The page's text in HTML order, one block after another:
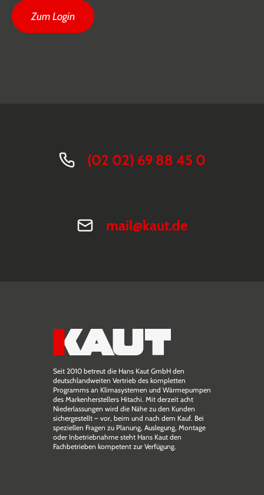
Zum Login
(02 02) 69 88 45 0
mail@kaut.de
Seit 2010 betreut die Hans Kaut GmbH den
deutschlandweiten Vertrieb des kompletten
Programms an Klimasystemen und Wärmepumpen
des Markenherstellers Hitachi. Mit derzeit acht
Niederlassungen wird die Nähe zu den Kunden
sichergestellt – vor, beim und nach dem Kauf. Bei
speziellen Fragen zu Planung, Auslegung, Montage
oder Inbetriebnahme steht Hans Kaut den
Fachbetrieben kompetent zur Verfügung.